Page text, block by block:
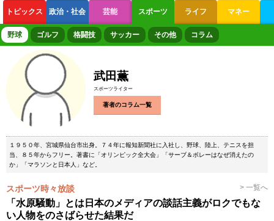
トピックス 政治・社会 芸能 スポーツ ライフ マネー
ボートレース 競輪 オートレース
野球 ゴルフ 格闘技 サッカー その他 コラム
武田薫
スポーツライター
著者のコラム一覧
１９５０年、宮城県仙台市出身。７４年に報知新聞社に入社し、野球、陸上、テニスを担
当、８５年からフリー。著書に「オリンピック全大会」「サーブ＆ボレーはなぜ消えたの
か」「マラソンと日本人」など。
スポーツ時々放談 > 一覧へ
「水原騒動」とは日本のメディアの談話主義がロクでもな
い人物をのさばらせた結果だ